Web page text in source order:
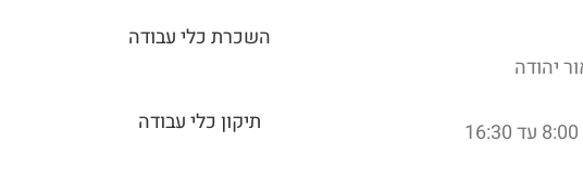
השכרת כלי עבודה
תיקון כלי עבודה